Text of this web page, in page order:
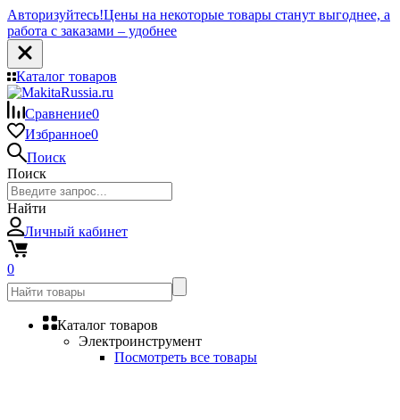
Авторизуйтесь!Цены на некоторые товары станут выгоднее, а
работа с заказами – удобнее
Каталог товаров
Сравнение0
Избранное0
Поиск
Поиск
Найти
Личный кабинет
0
Каталог товаров
Электроинструмент
Посмотреть все товары